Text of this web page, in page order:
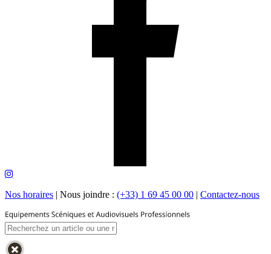
Nos horaires | Nous joindre : (+33) 1 69 45 00 00 | Contactez-nous